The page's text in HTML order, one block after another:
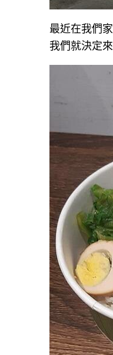
最近在我們
我們就決定